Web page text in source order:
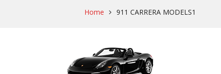
Home 911 CARRERA MODELS1